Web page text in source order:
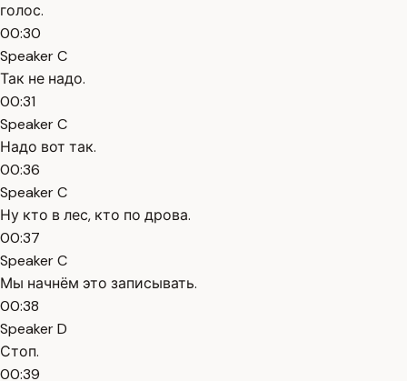
голос.
00:30
Speaker C
Так не надо.
00:31
Speaker C
Надо вот так.
00:36
Speaker C
Ну кто в лес, кто по дрова.
00:37
Speaker C
Мы начнём это записывать.
00:38
Speaker D
Стоп.
00:39